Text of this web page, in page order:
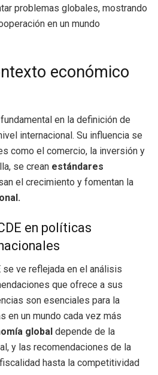
problemas globales, mostrando
en un mundo
económico
en la definición de
internacional. Su influencia se
como el comercio, la inversión y
se crean estándares
el crecimiento y fomentan la
en políticas
se ve reflejada en el análisis
que ofrece a sus
son esenciales para la
en un mundo cada vez más
global depende de la
y las recomendaciones de la
hasta la competitividad